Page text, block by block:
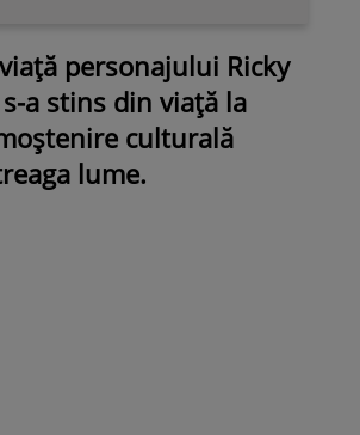
personajului Ricky
s-a stins din viață la
culturală
lume.